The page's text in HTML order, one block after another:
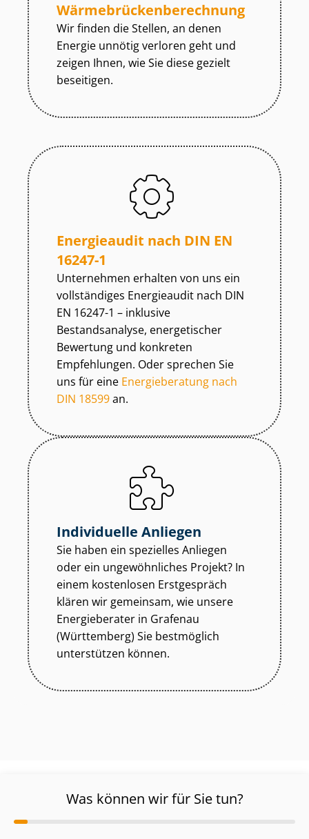
Wär­me­brü­cken­be­rech­nung
Wir finden die Stellen, an denen
Energie unnötig verloren geht und
zeigen Ihnen, wie Sie diese gezielt
beseitigen.
Energieaudit nach DIN EN
16247-1
Unternehmen erhalten von uns ein
vollständiges Energieaudit nach DIN
EN 16247-1 – inklusive
Bestandsanalyse, energetischer
Bewertung und konkreten
Empfehlungen. Oder sprechen Sie
uns für eine Energieberatung nach
DIN 18599an.
Individuelle Anliegen
Sie haben ein spezielles Anliegen
oder ein ungewöhnliches Projekt? In
einem kostenlosen Erstgespräch
klären wir gemeinsam, wie unsere
Energieberater in Grafenau
(Württemberg) Sie bestmöglich
unterstützen können.
Was können wir für Sie tun?